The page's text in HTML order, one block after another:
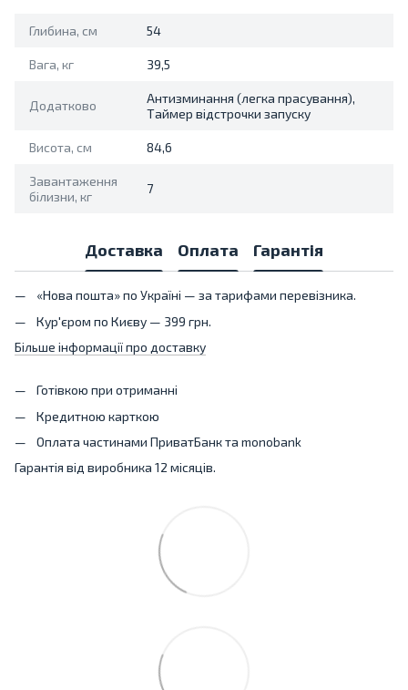
Глибина, см 54
Вага, кг 39,5
Додатково
Антизминання (легка прасування),
Таймер відстрочки запуску
Висота, см 84,6
Завантаження
білизни, кг
7
Доставка Оплата Гарантія
«Нова пошта» по Україні — за тарифами перевізника.
Кур'єром по Києву — 399 грн.
Більше інформації про доставку
Готівкою при отриманні
Кредитною карткою
Оплата частинами ПриватБанк та monobank
Гарантія від виробника 12 місяців.